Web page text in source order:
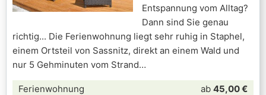
Entspannung vom Alltag?
Dann sind Sie genau
richtig... Die Ferienwohnung liegt sehr ruhig in Staphel,
einem Ortsteil von Sassnitz, direkt an einem Wald und
nur 5 Gehminuten vom Strand
Ferienwohnung
ab 45,00 €